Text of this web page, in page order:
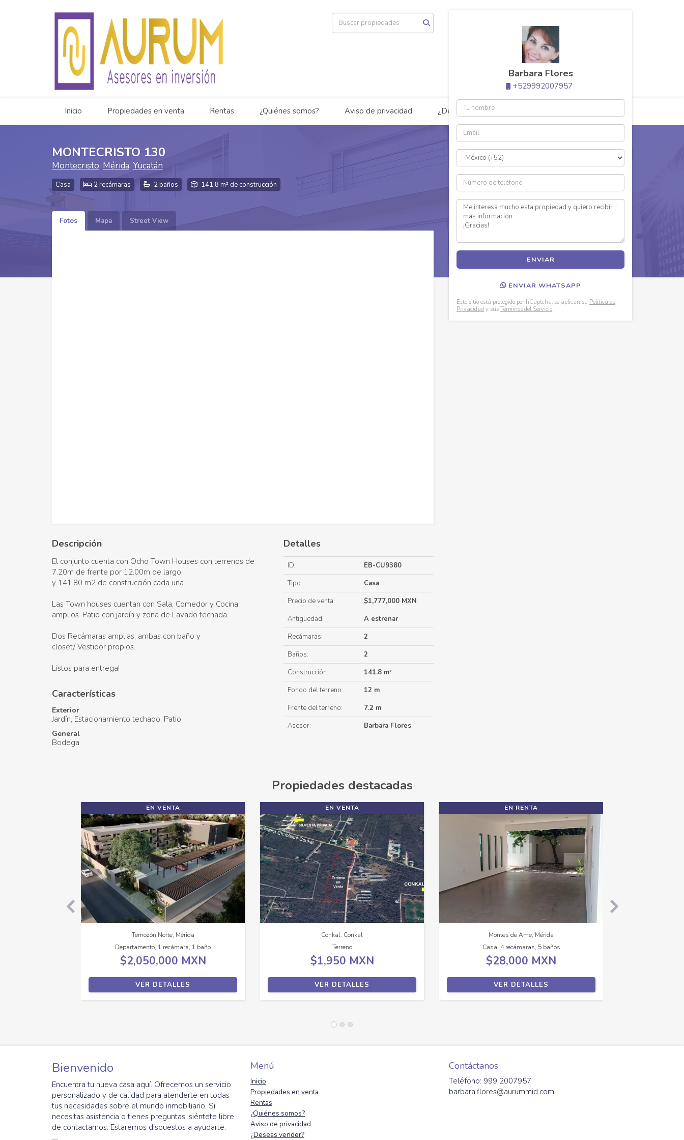
barbara.flores@aurummid.com
Inicio Propiedades en venta Rentas ¿Quiénes somos? Aviso de privacidad ¿Deseas vender?
MONTECRISTO 130
Montecristo, Mérida, Yucatán
Casa 2 recámaras 2 baños 141.8 m² de construcción
Vendida
$1,777,000 MXN
en venta
Fotos Mapa Street View
Barbara Flores
+529992007957
ENVIAR WHATSAPP
Este sitio está protegido por hCaptcha, se aplican su Política de
Privacidad y sus Términos del Servicio.
Descripción
El conjunto cuenta con Ocho Town Houses con terrenos de
7.20m de frente por 12.00m de largo,
y 141.80 m2 de construcción cada una.
Las Town houses cuentan con Sala, Comedor y Cocina
amplios. Patio con jardín y zona de Lavado techada.
​Dos Recámaras amplias, ambas con baño y
closet/ Vestidor propios.
Listos para entrega!
Características
Exterior
Jardín Estacionamiento techado Patio
General
Bodega
Detalles
ID:
EB-CU9380
Tipo:
Casa
Precio de venta:
$1,777,000 MXN
Antigüedad:
A estrenar
Recámaras:
2
Baños:
2
Construcción:
141.8 m²
Fondo del terreno:
12 m
Frente del terreno:
7.2 m
Asesor:
Barbara Flores
Propiedades destacadas
EN VENTA
Temozón Norte, Mérida
Departamento, 1 recámara, 1 baño
$2,050,000 MXN
VER DETALLES
EN VENTA
Conkal, Conkal
Terreno
$1,950 MXN
VER DETALLES
EN RENTA
Montes de Ame, Mérida
Casa, 4 recámaras, 5 baños
$28,000 MXN
VER DETALLES
Bienvenido
Encuentra tu nueva casa aquí. Ofrecemos un servicio
personalizado y de calidad para atenderte en todas
tus necesidades sobre el mundo inmobiliario. Si
necesitas asistencia o tienes preguntas, siéntete libre
de contactarnos. Estaremos dispuestos a ayudarte.
Menú
Inicio
Propiedades en venta
Rentas
¿Quiénes somos?
Aviso de privacidad
¿Deseas vender?
Contáctanos
Teléfono: 999 2007957
barbara.flores@aurummid.com